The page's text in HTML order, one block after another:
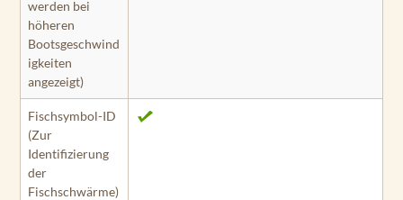
werden bei
höheren
Bootsgeschwind
igkeiten
angezeigt)
Fischsymbol-ID
(Zur
Identifizierung
der
Fischschwärme)